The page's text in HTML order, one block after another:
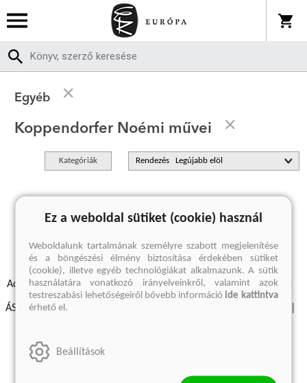
Egyéb
Koppendorfer Noémi művei
Kategóriák Rendezés
A keresett kifejezésre nincs találat
Adatvédelmi szabályzatok Elállási felmondási nyilatkozat
ÁSZF - Vásárlási feltételek
Szállítási információk
Ez a weboldal sütiket (cookie) használ
Weboldalunk tartalmának személyre szabott megjelenítése
és a böngészési élmény biztosítása érdekében sütiket
(cookie), illetve egyéb technológiákat alkalmazunk. A sütik
használatára vonatkozó irányelveinkről, valamint azok
testreszabási lehetőségeiről bővebb információide kattintva
érhető el.
Beállítások